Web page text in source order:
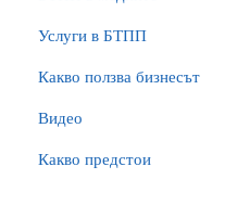
Услуги в БТПП
Какво ползва бизнесът
Видео
Какво предстои